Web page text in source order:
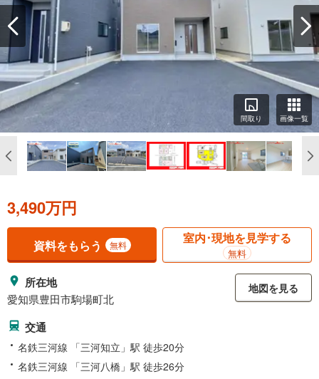
間取り 画像一覧
3,490万円
資料をもらう 無料 室内･現地を見学する
無料
所在地
愛知県豊田市駒場町北
地図を見る
交通
名鉄三河線 「三河知立」駅 徒歩20分
名鉄三河線 「三河八橋」駅 徒歩26分